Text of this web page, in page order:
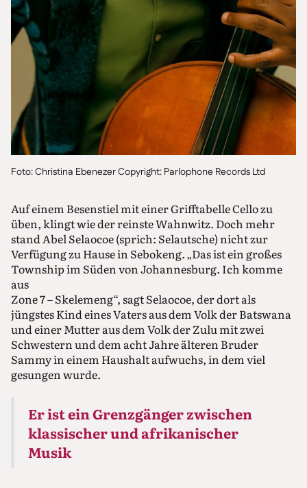
Foto: Christina Ebenezer Copyright: Parlophone Records Ltd
Auf einem Besenstiel mit einer Grifftabelle Cello zu
üben, klingt wie der reinste Wahnwitz. Doch mehr
stand Abel Selaocoe (sprich: Selautsche) nicht zur
Verfügung zu Hause in Sebokeng. „Das ist ein großes
Township im Süden von Johannesburg. Ich komme
aus
Zone 7 – Skelemeng“, sagt Selaocoe, der dort als
jüngstes Kind eines Vaters aus dem Volk der Batswana
und einer Mutter aus dem Volk der Zulu mit zwei
Schwestern und dem acht Jahre älteren Bruder
Sammy in einem Haushalt aufwuchs, in dem viel
gesungen wurde.
Er ist ein Grenzgänger zwischen
klassischer und afrikanischer
Musik